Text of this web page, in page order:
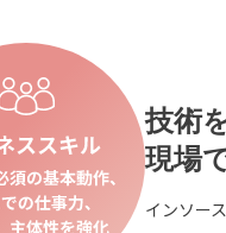
技術
現場
インソー